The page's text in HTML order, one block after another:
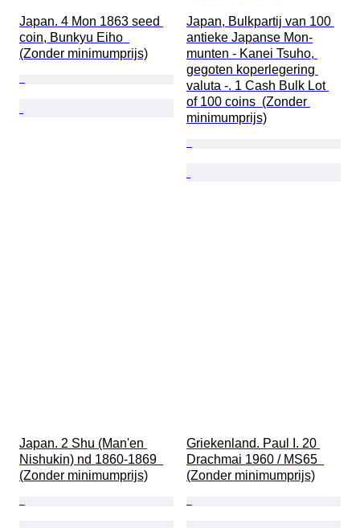
Japan. 4 Mon 1863 seed
coin, Bunkyu Eiho
(Zonder minimumprijs)
Japan, Bulkpartij van 100
antieke Japanse Mon-
munten - Kanei Tsuho,
gegoten koperlegering
valuta -. 1 Cash Bulk Lot
of 100 coins  (Zonder
minimumprijs)
Japan. 2 Shu (Man'en
Nishukin) nd 1860-1869
(Zonder minimumprijs)
Griekenland. Paul I. 20
Drachmai 1960 / MS65
(Zonder minimumprijs)